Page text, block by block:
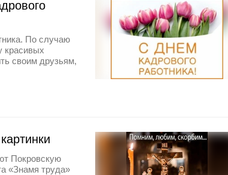
По случаю
красивых
своим друзьям,
Покровскую
«Знамя труда»